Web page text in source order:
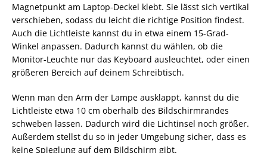
Magnetpunkt am Laptop-Deckel klebt. Sie lässt sich vertikal
verschieben, sodass du leicht die richtige Position findest.
Auch die Lichtleiste kannst du in etwa einem 15-Grad-
Winkel anpassen. Dadurch kannst du wählen, ob die
Monitor-Leuchte nur das Keyboard ausleuchtet, oder einen
größeren Bereich auf deinem Schreibtisch.
Wenn man den Arm der Lampe ausklappt, kannst du die
Lichtleiste etwa 10 cm oberhalb des Bildschirmrandes
schweben lassen. Dadurch wird die Lichtinsel noch größer.
Außerdem stellst du so in jeder Umgebung sicher, dass es
keine Spieglung auf dem Bildschirm gibt.